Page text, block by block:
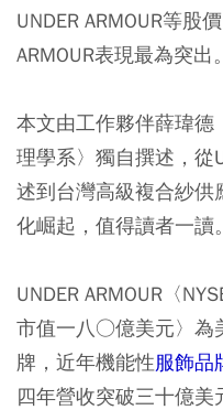
UNDER ARMOUR等股
ARMOUR表現最為突出。
本文由工作夥伴薛瑋德
理學系〉獨自撰述，從
述到台灣高級複合紗供
化崛起，值得讀者一讀。
UNDER ARMOUR〈
市值一八○億美元〉為
牌，近年機能性服飾品
四年營收突破三十億